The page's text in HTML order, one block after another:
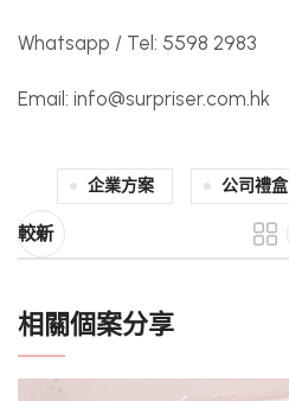
Whatsapp / Tel: 5598 2983
Email: info@surpriser.com.hk
企業方案 公司禮盒
較新
相關個案分享